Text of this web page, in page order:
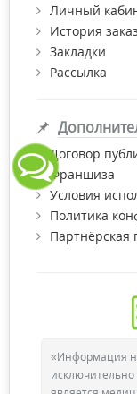
Личный
История
Закладки
Рассылка
Договор
Франшиза
Условия
Политика
Партнёрская
«Информация